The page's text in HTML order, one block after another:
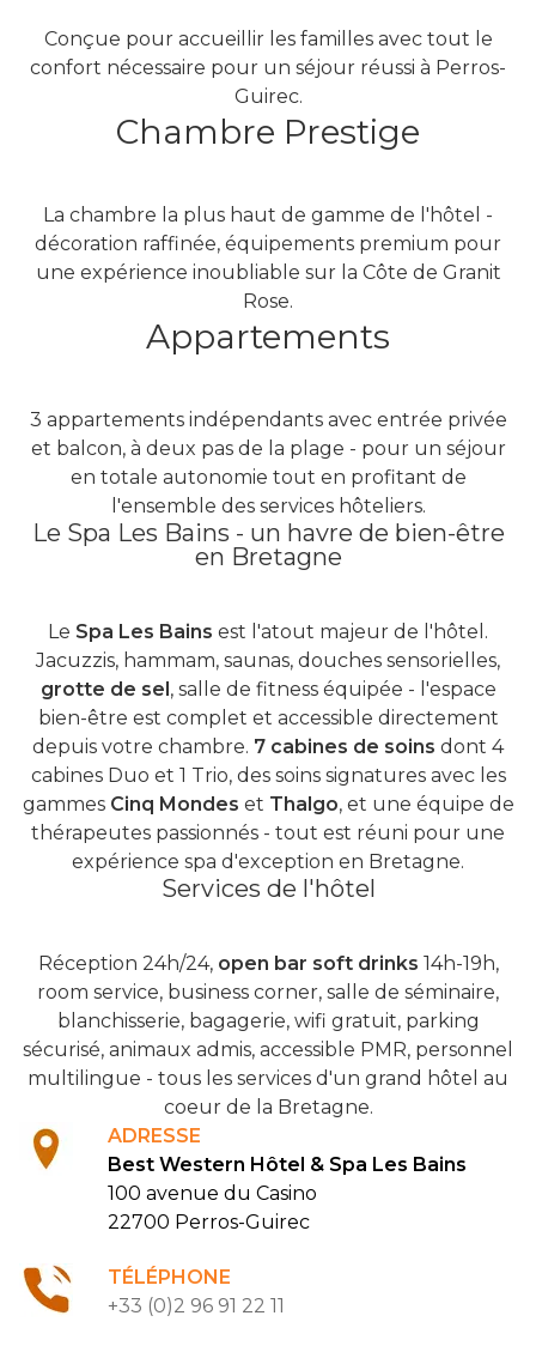
Conçue pour accueillir les familles avec tout le
confort nécessaire pour un séjour réussi à Perros-
Guirec.
Chambre Prestige
La chambre la plus haut de gamme de l'hôtel -
décoration raffinée, équipements premium pour
une expérience inoubliable sur la Côte de Granit
Rose.
Appartements
3 appartements indépendants avec entrée privée
et balcon, à deux pas de la plage - pour un séjour
en totale autonomie tout en profitant de
l'ensemble des services hôteliers.
Le Spa Les Bains - un havre de bien-être
en Bretagne
Le Spa Les Bains est l'atout majeur de l'hôtel.
Jacuzzis, hammam, saunas, douches sensorielles,
grotte de sel, salle de fitness équipée - l'espace
bien-être est complet et accessible directement
depuis votre chambre. 7 cabines de soins dont 4
cabines Duo et 1 Trio, des soins signatures avec les
gammes Cinq Mondes et Thalgo, et une équipe de
thérapeutes passionnés - tout est réuni pour une
expérience spa d'exception en Bretagne.
Services de l'hôtel
Réception 24h/24, open bar soft drinks 14h-19h,
room service, business corner, salle de séminaire,
blanchisserie, bagagerie, wifi gratuit, parking
sécurisé, animaux admis, accessible PMR, personnel
multilingue - tous les services d'un grand hôtel au
coeur de la Bretagne.
ADRESSE
Best Western Hôtel & Spa Les Bains
100 avenue du Casino
22700 Perros-Guirec
TÉLÉPHONE
+33 (0)2 96 91 22 11